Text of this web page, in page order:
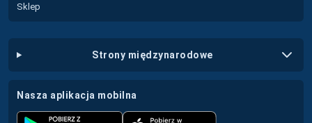
Sklep
strony międzynarodowe
nasza aplikacja mobilna